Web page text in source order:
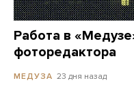
Работа в
фоторедактора
МЕДУЗА 23 дня назад